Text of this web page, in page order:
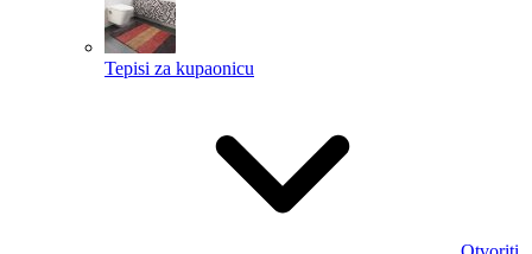
Tepisi za kupaonicu